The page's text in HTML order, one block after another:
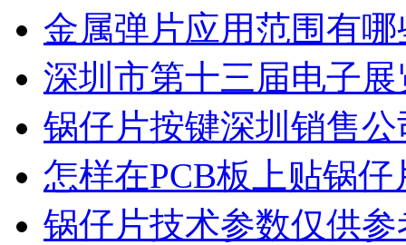
金属弹片应用范围有哪
深圳市第十三届电子展
锅仔片按键深圳销售公
怎样在PCB板上贴锅仔
锅仔片技术参数仅供参